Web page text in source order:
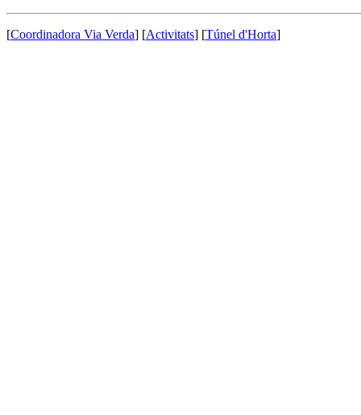
[Coordinadora Via Verda] [Activitats] [Túnel d'Horta]